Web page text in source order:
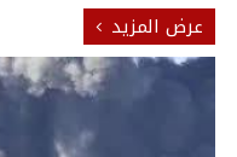
عرض المزيد